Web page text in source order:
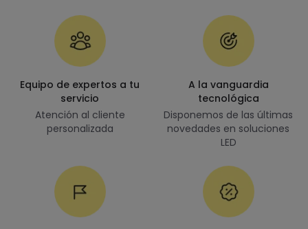
Equipo de expertos a tu
servicio
Atención al cliente
personalizada
A la vanguardia
tecnológica
Disponemos de las últimas
novedades en soluciones
LED